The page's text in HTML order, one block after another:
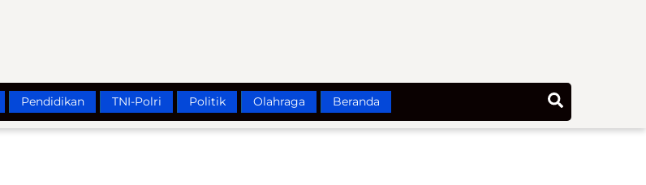
Pendidikan TNI-Polri Politik Olahraga Beranda